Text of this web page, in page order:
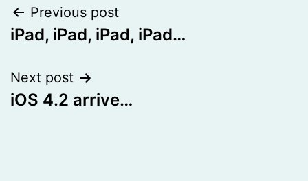
Post
navigation
Previous post
iPad, iPad, iPad, iPad…
Next post
iOS 4.2 arrive…